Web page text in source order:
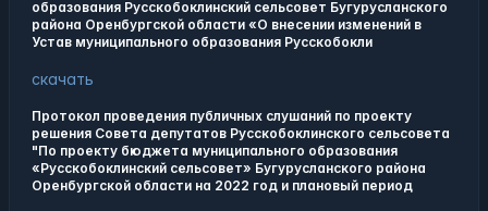
образования Русскобоклинский сельсовет Бугурусланского
района Оренбургской области «О внесении изменений в
Устав муниципального образования Русскобокли
скачать
Протокол проведения публичных слушаний по проекту
решения Совета депутатов Русскобоклинского сельсовета
"По проекту бюджета муниципального образования
«Русскобоклинский сельсовет» Бугурусланского района
Оренбургской области на 2022 год и плановый период